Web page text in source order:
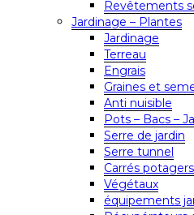
Revêtements
Jardinage – Plantes
Jardinage
Terreau
Engrais
Graines et
Anti nuisible
Pots – Bacs –
Serre de jardin
Serre tunnel
Carrés potagers
Végétaux
équipements